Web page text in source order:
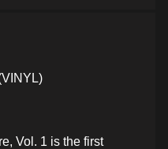
Vol. 1 is the first